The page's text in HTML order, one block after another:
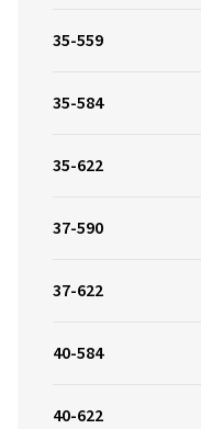
35-559
35-584
35-622
37-590
37-622
40-584
40-622